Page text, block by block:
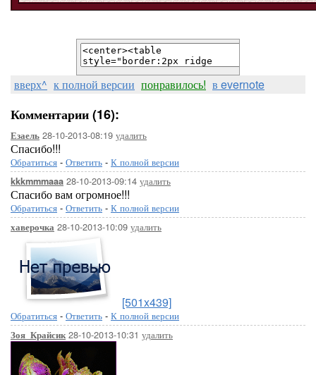
вверх^ к полной версии понравилось! в evernote
Комментарии (16):
Езаель 28-10-2013-08:19 удалить
Спасибо!!!
Обратиться - Ответить - К полной версии
kkkmmmaaa 28-10-2013-09:14 удалить
Спасибо вам огромное!!!
Обратиться - Ответить - К полной версии
хаверочка 28-10-2013-10:09 удалить
[501x439]
Обратиться - Ответить - К полной версии
Зоя_Крайсик28-10-2013-10:31 удалить